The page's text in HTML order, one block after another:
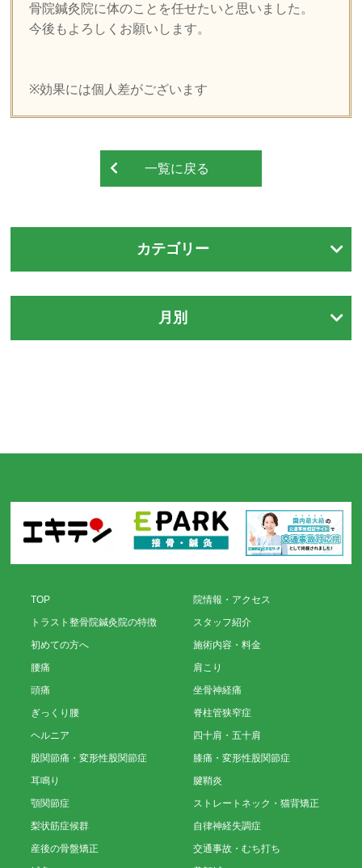
骨院鍼灸院に体のことを任せたいと思いました。
今後もよろしくお願いします。
※効果には個人差がございます
一覧に戻る
カテゴリー
月別
TOP
院情報・アクセス
トラスト整骨院鍼灸院の特徴
スタッフ紹介
初めての方へ
施術内容・料金
腰痛
肩こり
頭痛
坐骨神経痛
ぎっくり腰
脊柱管狭窄症
ヘルニア
四十肩・五十肩
股関節痛・変形性股関節症
膝痛・変形性股関節症
耳鳴り
腱鞘炎
顎関節症
ストレートネック・猫背矯正
梨状筋症候群
自律神経失調症
産後の骨盤矯正
交通事故・むち打ち